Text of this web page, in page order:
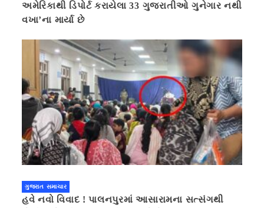
અમેરિકાથી ડિપોર્ટ કરાયેલા 33 ગુજરાતીઓ ગુનેગાર નથી
વખા’ના માર્યા છે
ગુજરાત સમાચાર
હવે નવો વિવાદ ! પાલનપુરમાં આસારામના સત્સંગથી